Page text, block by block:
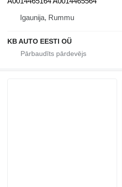
Igaunija, Rummu
KB AUTO EESTI OÜ